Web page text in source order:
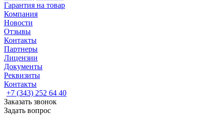
Гарантия на товар
Компания
Новости
Отзывы
Контакты
Партнеры
Лицензии
Документы
Реквизиты
Контакты
+7 (343) 252 64 40
Заказать звонок
Задать вопрос